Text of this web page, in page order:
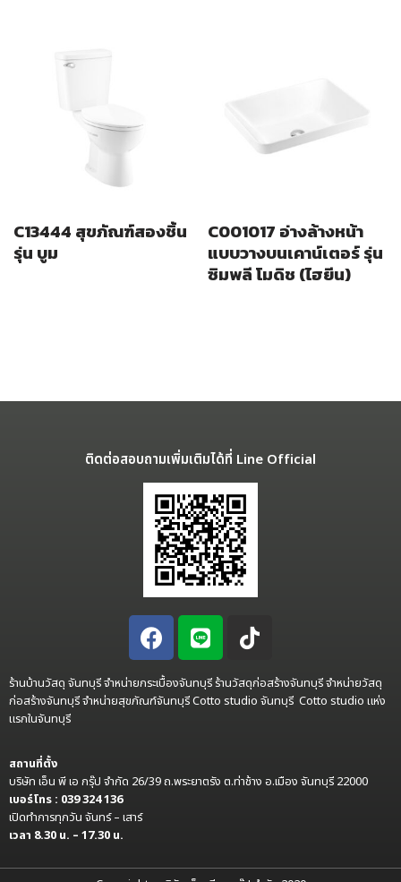
C13444 สุขภัณฑ์สองชิ้น
รุ่น บูม
C001017 อ่างล้างหน้า
แบบวางบนเคาน์เตอร์ รุ่น
ซิมพลี โมดิช (ไฮยีน)
ติดต่อสอบถามเพิ่มเติมได้ที่ Line Official
ร้านบ้านวัสดุ จันทบุรี จำหน่ายกระเบื้องจันทบุรี ร้านวัสดุก่อสร้างจันทบุรี จำหน่ายวัสดุ
ก่อสร้างจันทบุรี จำหน่ายสุขภัณฑ์จันทบุรี Cotto studio จันทบุรี Cotto studio แห่ง
แรกในจันทบุรี
สถานที่ตั้ง
บริษัท เอ็น พี เอ กรุ๊ป จำกัด 26/39 ถ.พระยาตรัง ต.ท่าช้าง อ.เมือง จันทบุรี 22000
เบอร์โทร : 039 324 136
เปิดทำการทุกวัน จันทร์ – เสาร์
เวลา 8.30 น. – 17.30 น.